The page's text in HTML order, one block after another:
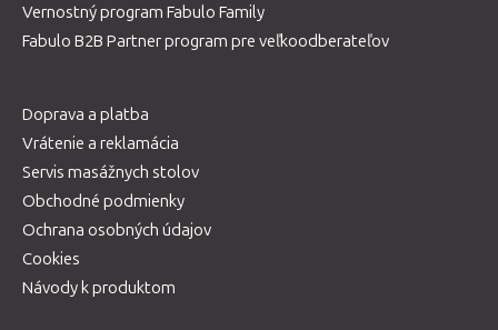
Vernostný program Fabulo Family
Fabulo B2B Partner program pre veľkoodberateľov
Doprava a platba
Vrátenie a reklamácia
Servis masážnych stolov
Obchodné podmienky
Ochrana osobných údajov
Cookies
Návody k produktom